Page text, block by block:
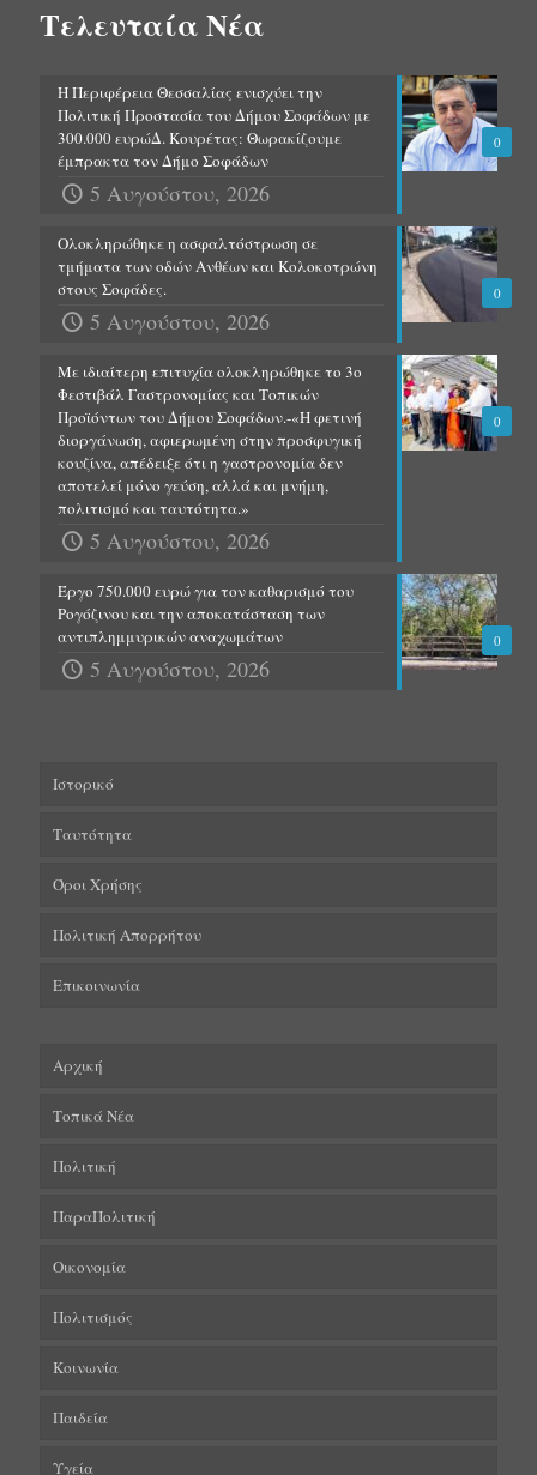
Τελευταία Νέα
0
Η Περιφέρεια Θεσσαλίας ενισχύει την
Πολιτική Προστασία του Δήμου Σοφάδων με
300.000 ευρώΔ. Κουρέτας: Θωρακίζουμε
έμπρακτα τον Δήμο Σοφάδων
5 Αυγούστου, 2026
0
Ολοκληρώθηκε η ασφαλτόστρωση σε
τμήματα των οδών Ανθέων και Κολοκοτρώνη
στους Σοφάδες.
5 Αυγούστου, 2026
0
Με ιδιαίτερη επιτυχία ολοκληρώθηκε το 3ο
Φεστιβάλ Γαστρονομίας και Τοπικών
Προϊόντων του Δήμου Σοφάδων.-«Η φετινή
διοργάνωση, αφιερωμένη στην προσφυγική
κουζίνα, απέδειξε ότι η γαστρονομία δεν
αποτελεί μόνο γεύση, αλλά και μνήμη,
πολιτισμό και ταυτότητα.»
5 Αυγούστου, 2026
0
Έργο 750.000 ευρώ για τον καθαρισμό του
Ρογόζινου και την αποκατάσταση των
αντιπλημμυρικών αναχωμάτων
5 Αυγούστου, 2026
Ιστορικό
Ταυτότητα
Όροι Χρήσης
Πολιτική Απορρήτου
Επικοινωνία
Αρχική
Τοπικά Νέα
Πολιτική
ΠαραΠολιτική
Οικονομία
Πολιτισμός
Κοινωνία
Παιδεία
Υγεία